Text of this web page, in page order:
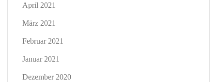
April 2021
März 2021
Februar 2021
Januar 2021
Dezember 2020